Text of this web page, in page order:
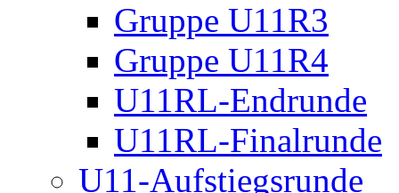
Gruppe U11R3
Gruppe U11R4
U11RL-Endrunde
U11RL-Finalrunde
U11-Aufstiegsrunde